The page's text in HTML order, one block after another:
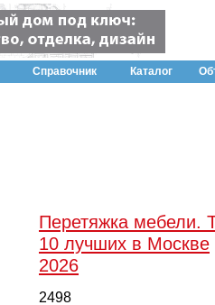
Справочник Каталог
Перетяжка мебели.
10 лучших в Москве
2026
2498